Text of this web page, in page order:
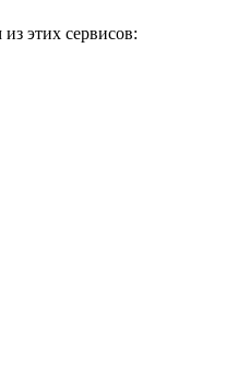
этих сервисов: